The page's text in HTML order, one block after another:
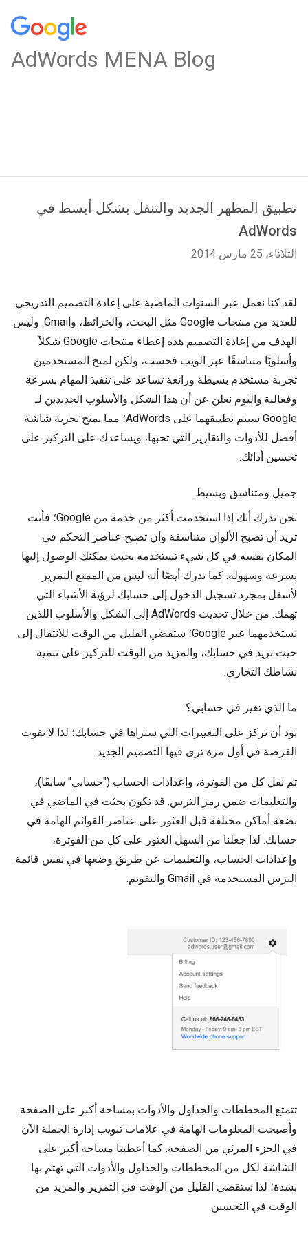
AdWords MENA Blog
تطبيق المظهر الجديد والتنقل بشكل أبسط في
AdWords
الثلاثاء، 25 مارس 2014
لقد كنا نعمل عبر السنوات الماضية على إعادة التصميم التدريجي
للعديد من منتجات Google مثل البحث، والخرائط، وGmail. وليس
الهدف من إعادة التصميم هذه إعطاء منتجات Google شكلاً
وأسلوبًا متناسقًا عبر الويب فحسب، ولكن لمنح المستخدمين
تجربة مستخدم بسيطة ورائعة تساعد على تنفيذ المهام بسرعة
وفعالية.واليوم نعلن عن أن هذا الشكل والأسلوب الجديدين لـ
Google سيتم تطبيقهما على AdWords؛ مما يمنح تجربة شاشة
أفضل للأدوات والتقارير التي تحبها، ويساعدك على التركيز على
تحسين أدائك.
جميل ومتناسق وبسيط
نحن ندرك أنك إذا استخدمت أكثر من خدمة من Google؛ فأنت
تريد أن تصبح الألوان متناسقة وأن تصبح عناصر التحكم في
المكان نفسه في كل شيء تستخدمه بحيث يمكنك الوصول إليها
بسرعة وسهولة. كما ندرك أيضًا أنه ليس من الممتع التمرير
لأسفل بمجرد تسجيل الدخول إلى حسابك لرؤية الأشياء التي
تهمك. من خلال تحديث AdWords إلى الشكل والأسلوب اللذين
نستخدمهما عبر Google؛ ستقضي القليل من الوقت للانتقال إلى
حيث تريد في حسابك، والمزيد من الوقت للتركيز على تنمية
نشاطك التجاري.
ما الذي تغير في حسابي؟
نود أن نركز على التغييرات التي ستراها في حسابك؛ لذا لا تفوت
الفرصة في أول مرة ترى فيها التصميم الجديد.
تم نقل كل من الفوترة، وإعدادات الحساب ("حسابي" سابقًا)،
والتعليمات ضمن رمز الترس. قد تكون بحثت في الماضي في
بضعة أماكن مختلفة قبل العثور على عناصر القوائم الهامة في
حسابك. لذا جعلنا من السهل العثور على كل من الفوترة،
وإعدادات الحساب، والتعليمات عن طريق وضعها في نفس قائمة
الترس المستخدمة في Gmail والتقويم.
تتمتع المخططات والجداول والأدوات بمساحة أكبر على الصفحة.
وأصبحت المعلومات الهامة في علامات تبويب إدارة الحملة الآن
في الجزء المرئي من الصفحة. كما أعطينا مساحة أكبر على
الشاشة لكل من المخططات والجداول والأدوات التي تهتم بها
بشدة؛ لذا ستقضي القليل من الوقت في التمرير والمزيد من
الوقت في التحسين.